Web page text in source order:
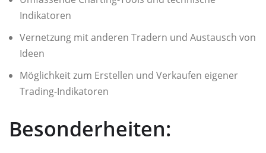
Indikatoren
Vernetzung mit anderen Tradern und Austausch von
Ideen
Möglichkeit zum Erstellen und Verkaufen eigener
Trading-Indikatoren
Besonderheiten: